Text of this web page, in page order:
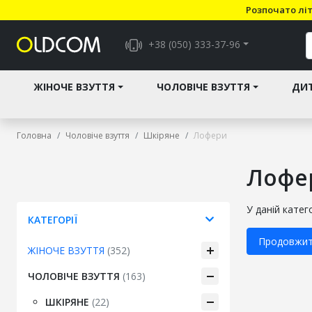
Розпочато
+38 (050) 333-37-96
ЖІНОЧЕ ВЗУТТЯ ЧОЛОВІЧЕ ВЗУТТЯ
Головна Чоловіче взуття Шкіряне Лофери
КАТЕГОРІЇ
ЖІНОЧЕ ВЗУТТЯ (352)
ЧОЛОВІЧЕ ВЗУТТЯ (163)
ШКІРЯНЕ (22)
У даній